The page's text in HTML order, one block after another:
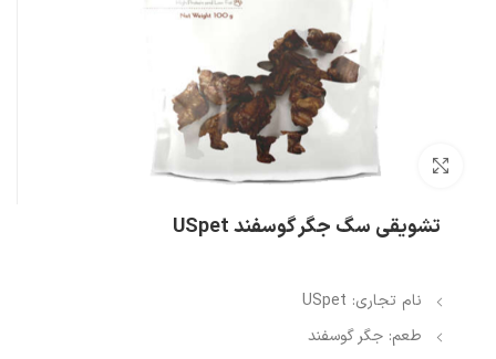
بزرگنمایی تصویر
تشویقی سگ جگر گوسفند USpet
نام تجاری: USpet
طعم: جگر گوسفند